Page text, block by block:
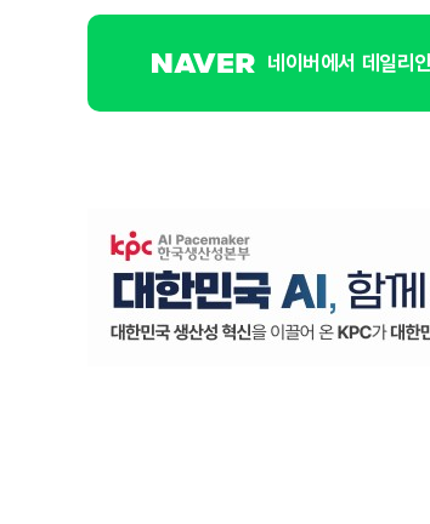
네이버에서 데일리